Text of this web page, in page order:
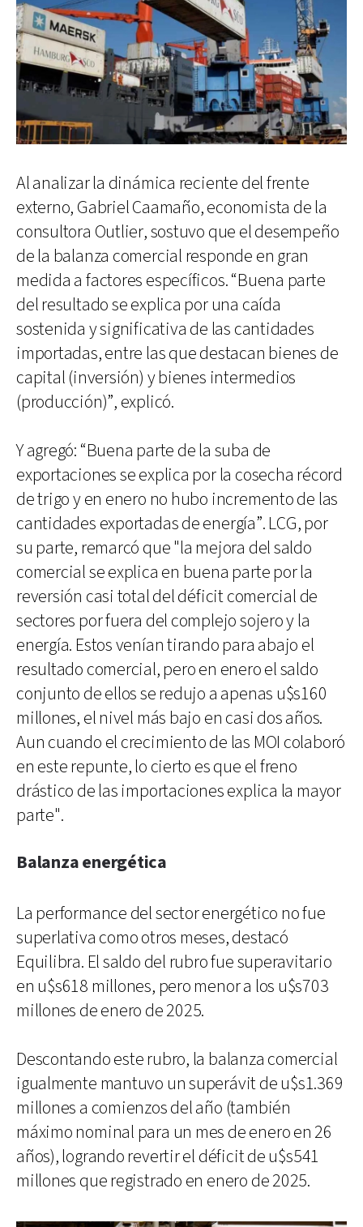
Al analizar la dinámica reciente del frente
externo, Gabriel Caamaño, economista de la
consultora Outlier, sostuvo que el desempeño
de la balanza comercial responde en gran
medida a factores específicos. “Buena parte
del resultado se explica por una caída
sostenida y significativa de las cantidades
importadas, entre las que destacan bienes de
capital (inversión) y bienes intermedios
(producción)”, explicó.
Y agregó: “Buena parte de la suba de
exportaciones se explica por la cosecha récord
de trigo y en enero no hubo incremento de las
cantidades exportadas de energía”. LCG, por
su parte, remarcó que "la mejora del saldo
comercial se explica en buena parte por la
reversión casi total del déficit comercial de
sectores por fuera del complejo sojero y la
energía. Estos venían tirando para abajo el
resultado comercial, pero en enero el saldo
conjunto de ellos se redujo a apenas u$s160
millones, el nivel más bajo en casi dos años.
Aun cuando el crecimiento de las MOI colaboró
en este repunte, lo cierto es que el freno
drástico de las importaciones explica la mayor
parte".
Balanza energética
La performance del sector energético no fue
superlativa como otros meses, destacó
Equilibra. El saldo del rubro fue superavitario
en u$s618 millones, pero menor a los u$s703
millones de enero de 2025.
Descontando este rubro, la balanza comercial
igualmente mantuvo un superávit de u$s1.369
millones a comienzos del año (también
máximo nominal para un mes de enero en 26
años), logrando revertir el déficit de u$s541
millones que registrado en enero de 2025.